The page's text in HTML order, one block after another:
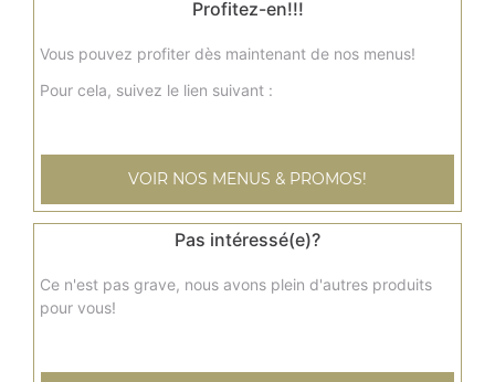
12.50€
Crevettes malai korma
13.00€
Gambas au curry
Gambas korma
Profitez-en!!!
Vous pouvez profiter dès maintenant de nos menus!
Pour cela, suivez le lien suivant :
VOIR NOS MENUS & PROMOS!
Pas intéressé(e)?
Ce n'est pas grave, nous avons plein d'autres produits
pour vous!